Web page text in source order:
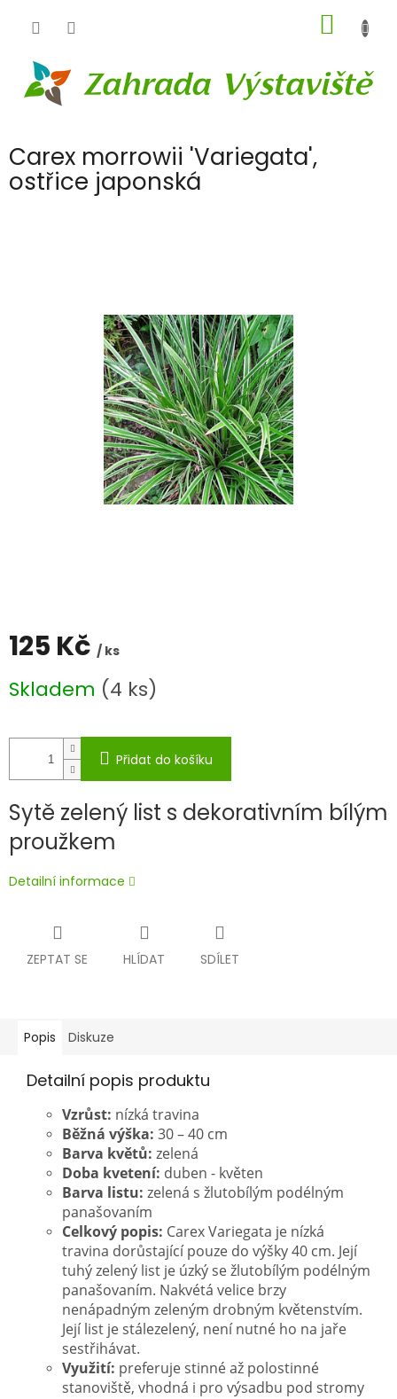
KOŠÍK
Carex morrowii 'Variegata',
ostřice japonská
125 Kč / ks
cena:
Skladem (4 ks)
Přidat do košíku
Sytě zelený list s dekorativním bílým
proužkem
Detailní informace
ZEPTAT SE HLÍDAT SDÍLET
Popis Diskuze
Detailní popis produktu
Vzrůst: nízká travina
Běžná výška: 30 – 40 cm
Barva květů: zelená
Doba kvetení: duben - květen
Barva listu: zelená s žlutobílým podélným
panašovaním
Celkový popis: Carex Variegata je nízká
travina dorůstající pouze do výšky 40 cm. Její
tuhý zelený list je úzký se žlutobílým podélným
panašovaním. Nakvétá velice brzy
nenápadným zeleným drobným květenstvím.
Její list je stálezelený, není nutné ho na jaře
sestřihávat.
Využití: preferuje stinné až polostinné
stanoviště, vhodná i pro výsadbu pod stromy